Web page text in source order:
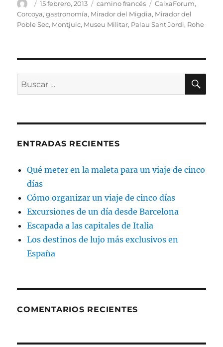
Autor
Publicado
el
15 febrero, 2013 Categorías
camino francés Etiquetas
CaixaForum,
Corcoya,gastronomía, Mirador del Migdia, Mirador del
Poble Sec, Montjuic, Museu Militar, Palau Sant Jordi, Rohe
Buscar
por:
ENTRADAS RECIENTES
Qué meter en la maleta para un viaje de cinco
días
Cómo organizar un viaje de cinco días
Excursiones de un día desde Barcelona
Escapada a las capitales de Italia
Los destinos de lujo más exclusivos en
España
COMENTARIOS RECIENTES